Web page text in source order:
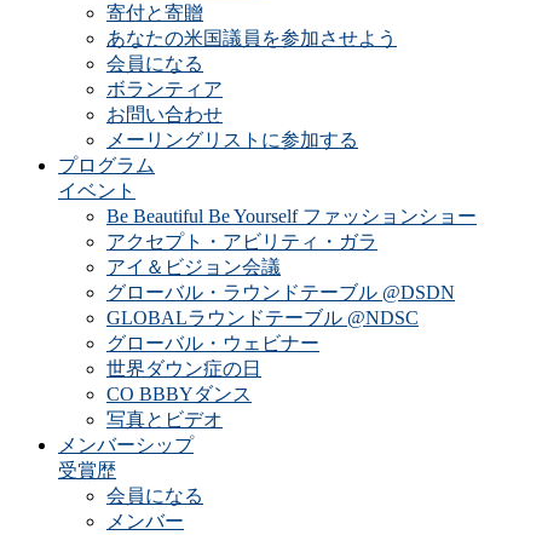
寄付と寄贈
あなたの米国議員を参加させよう
会員になる
ボランティア
お問い合わせ
メーリングリストに参加する
プログラム
イベント
Be Beautiful Be Yourself ファッションショー
アクセプト・アビリティ・ガラ
アイ＆ビジョン会議
グローバル・ラウンドテーブル @DSDN
GLOBALラウンドテーブル @NDSC
グローバル・ウェビナー
世界ダウン症の日
CO BBBYダンス
写真とビデオ
メンバーシップ
受賞歴
会員になる
メンバー